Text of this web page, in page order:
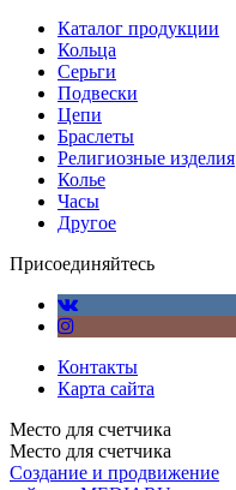
Каталог продукции
Кольца
Серьги
Подвески
Цепи
Браслеты
Религиозные изделия
Колье
Часы
Другое
Присоединяйтесь
Контакты
Карта сайта
Место для счетчика
Место для счетчика
Создание и продвижение